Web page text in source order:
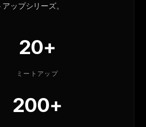
ップシリーズ。
20+
ミートアップ
200+